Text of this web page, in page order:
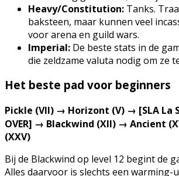
Heavy/Constitution: Tanks.
baksteen, maar kunnen veel
voor arena en guild wars.
Imperial: De beste stats in de
die zeldzame valuta nodig om ze
Het beste pad voor beginners
Pickle (VII) → Horizont (V) → [SLA La
OVER] → Blackwind (XII) → Ancient
(XXV)
Bij de Blackwind op level 12 begint de
Alles daarvoor is slechts een warming-